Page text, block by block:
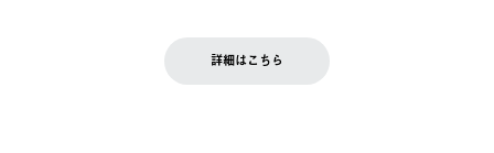
お客様都合の返品にかかる送料は、お客様ご負担とさせていただ
LOGOS FAMILY会員の方は、会員マイページ内 購入履歴画面に
詳細はこちら